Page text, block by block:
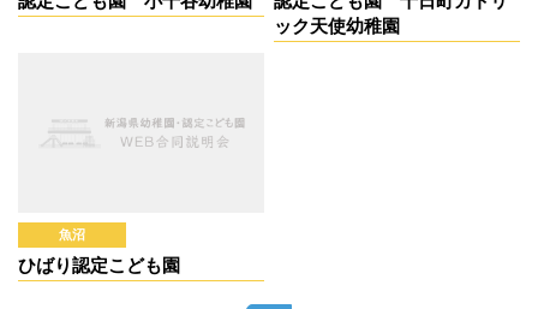
ック天使幼稚園
魚沼
ひばり認定こども園